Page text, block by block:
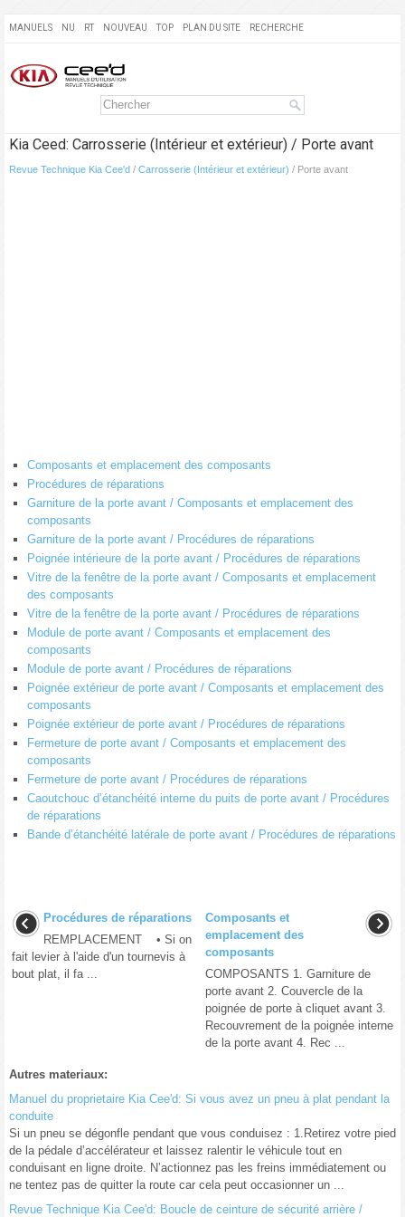
MANUELS NU RT NOUVEAU TOP PLAN DU SITE RECHERCHE
Kia Ceed: Carrosserie (Intérieur et extérieur) / Porte avant
Revue Technique Kia Cee'd / Carrosserie (Intérieur et extérieur) / Porte avant
Composants et emplacement des composants
Procédures de réparations
Garniture de la porte avant / Composants et emplacement des
composants
Garniture de la porte avant / Procédures de réparations
Poignée intérieure de la porte avant / Procédures de réparations
Vitre de la fenêtre de la porte avant / Composants et emplacement
des composants
Vitre de la fenêtre de la porte avant / Procédures de réparations
Module de porte avant / Composants et emplacement des
composants
Module de porte avant / Procédures de réparations
Poignée extérieur de porte avant / Composants et emplacement des
composants
Poignée extérieur de porte avant / Procédures de réparations
Fermeture de porte avant / Composants et emplacement des
composants
Fermeture de porte avant / Procédures de réparations
Caoutchouc d’étanchéité interne du puits de porte avant / Procédures
de réparations
Bande d’étanchéité latérale de porte avant / Procédures de réparations
Procédures de réparations
REMPLACEMENT • Si on
fait levier à l'aide d'un tournevis à
bout plat, il fa ...
Composants et
emplacement des
composants
COMPOSANTS 1. Garniture de
porte avant 2. Couvercle de la
poignée de porte à cliquet avant 3.
Recouvrement de la poignée interne
de la porte avant 4. Rec ...
Autres materiaux:
Manuel du proprietaire Kia Cee'd: Si vous avez un pneu à plat pendant la
conduite
Si un pneu se dégonfle pendant que vous conduisez : 1.Retirez votre pied
de la pédale d’accélérateur et laissez ralentir le véhicule tout en
conduisant en ligne droite. N’actionnez pas les freins immédiatement ou
ne tentez pas de quitter la route car cela peut occasionner un ...
Revue Technique Kia Cee'd: Boucle de ceinture de sécurité arrière /